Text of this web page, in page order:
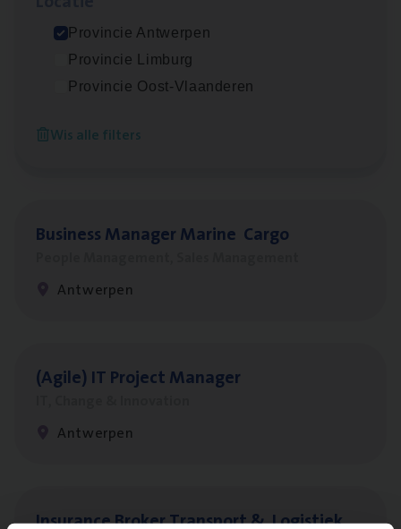
Provincie Antwerpen
Provincie Limburg
Provincie Oost-Vlaanderen
Wis alle filters
Cor­po­ra­te Insu­ran­ce Bro­ker Property
Antwerpen
Busi­ness Mana­ger Mari­ne Cargo
Antwerpen
(Agi­le) ITPro­ject Manager
Antwerpen
Insu­ran­ce Bro­ker Trans­port&Logistiek